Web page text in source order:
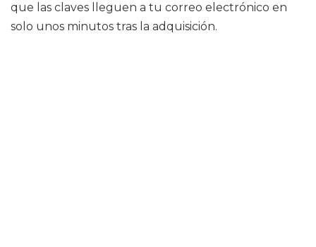
que las claves lleguen a tu correo electrónico en
solo unos minutos tras la adquisición.